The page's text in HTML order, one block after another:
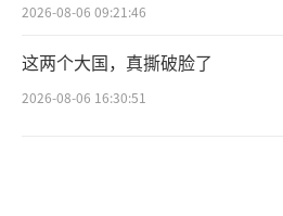
2026-08-06 09:21:46
这两个大国，真撕破脸了
2026-08-06 16:30:51